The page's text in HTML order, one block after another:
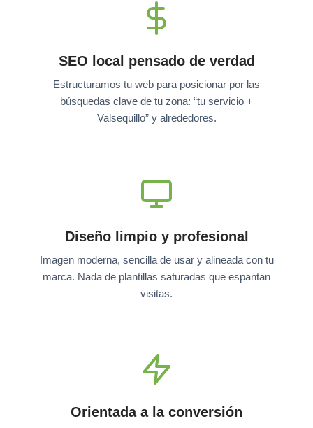
SEO local pensado de verdad
Estructuramos tu web para posicionar por las
búsquedas clave de tu zona: “tu servicio +
Valsequillo” y alrededores.
Diseño limpio y profesional
Imagen moderna, sencilla de usar y alineada con tu
marca. Nada de plantillas saturadas que espantan
visitas.
Orientada a la conversión